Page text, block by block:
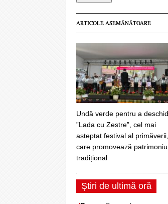
ARTICOLE ASEMĂNĂTOARE
Undă verde pentru a
”Lada cu Zestre”, cel mai
așteptat festival al primăverii,
care promovează
tradițional
Știri de ultimă oră